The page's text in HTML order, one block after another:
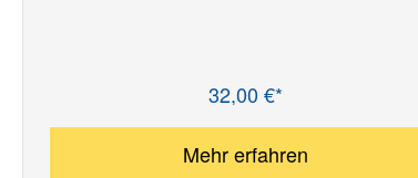
32,00 €*
Mehr erfahren